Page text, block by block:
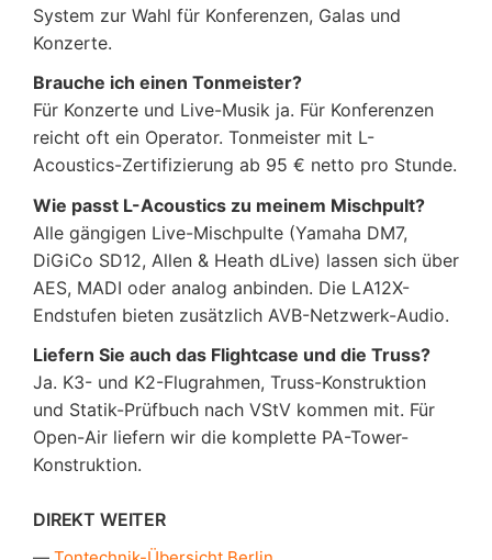
System zur Wahl für Konferenzen, Galas und
Konzerte.
Brauche ich einen Tonmeister?
Für Konzerte und Live-Musik ja. Für Konferenzen
reicht oft ein Operator. Tonmeister mit L-
Acoustics-Zertifizierung ab 95 € netto pro Stunde.
Wie passt L-Acoustics zu meinem Mischpult?
Alle gängigen Live-Mischpulte (Yamaha DM7,
DiGiCo SD12, Allen & Heath dLive) lassen sich über
AES, MADI oder analog anbinden. Die LA12X-
Endstufen bieten zusätzlich AVB-Netzwerk-Audio.
Liefern Sie auch das Flightcase und die Truss?
Ja. K3- und K2-Flugrahmen, Truss-Konstruktion
und Statik-Prüfbuch nach VStV kommen mit. Für
Open-Air liefern wir die komplette PA-Tower-
Konstruktion.
DIREKT WEITER